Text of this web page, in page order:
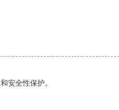
安全性保护。